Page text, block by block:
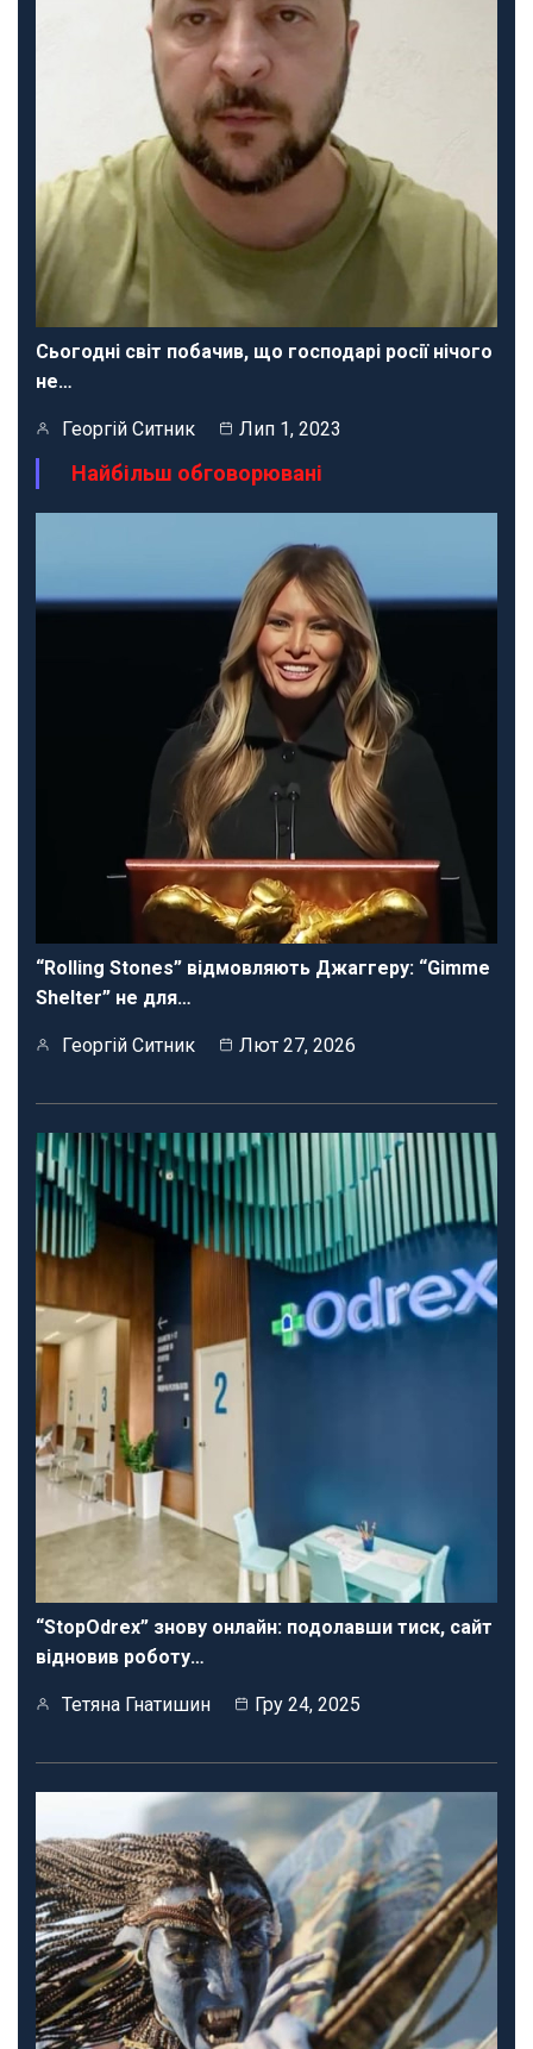
Сьогодні світ побачив, що господарі росії нічого
не…
Георгій Ситник Лип 1, 2023
Найбільш обговорювані
“Rolling Stones” відмовляють Джаггеру: “Gimme
Shelter” не для…
Георгій Ситник Лют 27, 2026
“StopOdrex” знову онлайн: подолавши тиск, сайт
відновив роботу…
Тетяна Гнатишин Гру 24, 2025